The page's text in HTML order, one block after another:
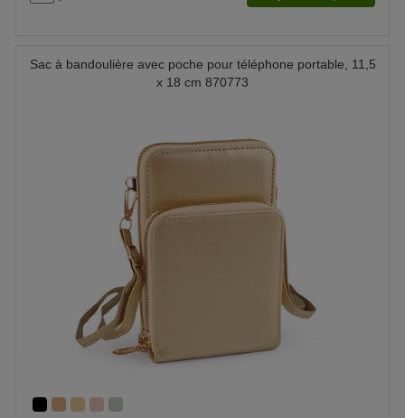
Sac à bandoulière avec poche pour téléphone portable, 11,5
x 18 cm 870773